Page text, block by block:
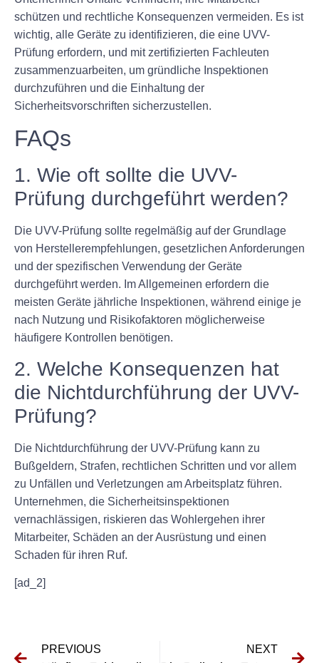
schützen und rechtliche Konsequenzen vermeiden. Es ist
wichtig, alle Geräte zu identifizieren, die eine UVV-
Prüfung erfordern, und mit zertifizierten Fachleuten
zusammenzuarbeiten, um gründliche Inspektionen
durchzuführen und die Einhaltung der
Sicherheitsvorschriften sicherzustellen.
FAQs
1. Wie oft sollte die UVV-
Prüfung durchgeführt werden?
Die UVV-Prüfung sollte regelmäßig auf der Grundlage
von Herstellerempfehlungen, gesetzlichen Anforderungen
und der spezifischen Verwendung der Geräte
durchgeführt werden. Im Allgemeinen erfordern die
meisten Geräte jährliche Inspektionen, während einige je
nach Nutzung und Risikofaktoren möglicherweise
häufigere Kontrollen benötigen.
2. Welche Konsequenzen hat
die Nichtdurchführung der UVV-
Prüfung?
Die Nichtdurchführung der UVV-Prüfung kann zu
Bußgeldern, Strafen, rechtlichen Schritten und vor allem
zu Unfällen und Verletzungen am Arbeitsplatz führen.
Unternehmen, die Sicherheitsinspektionen
vernachlässigen, riskieren das Wohlergehen ihrer
Mitarbeiter, Schäden an der Ausrüstung und einen
Schaden für ihren Ruf.
[ad_2]
PREVIOUS NEXT